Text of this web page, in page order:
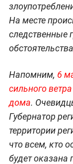
На месте
следственные
Напомним, 6
сильного
дома.
Губернатор
территории
что всем, кто
будет